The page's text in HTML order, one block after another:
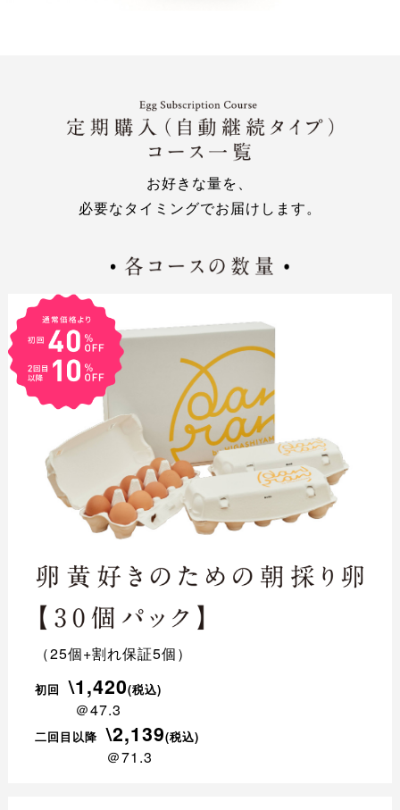
お好きな量を、
必要なタイミングでお届けします。
（25個+割れ保証5個）
初回 \1,420(税込)
＠47.3
二回目以降 \2,139(税込)
＠71.3